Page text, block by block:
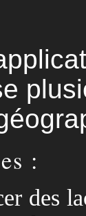
:
des